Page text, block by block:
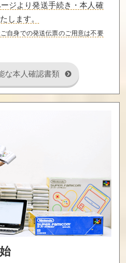
ジより発送手続き・本人確
します。
自身での発送伝票のご用意は不要
な本人確認書類